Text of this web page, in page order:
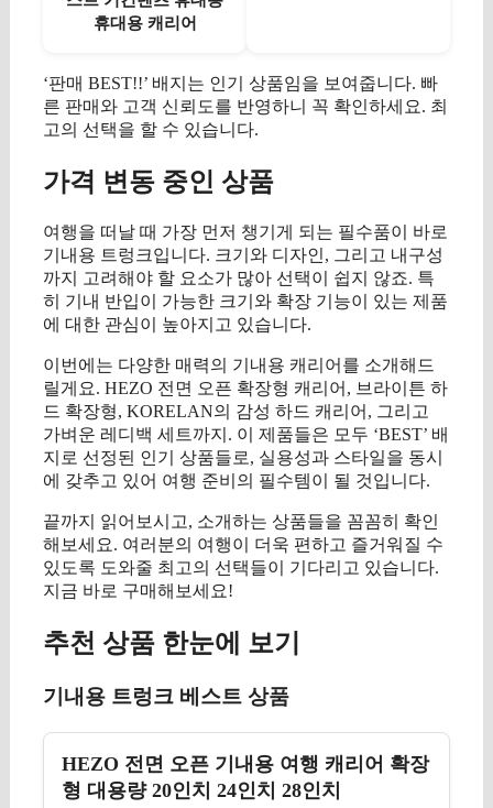
휴대용 캐리어
‘판매 BEST!!’ 배지는 인기 상품임을 보여줍니다. 빠
른 판매와 고객 신뢰도를 반영하니 꼭 확인하세요. 최
고의 선택을 할 수 있습니다.
가격 변동 중인 상품
여행을 떠날 때 가장 먼저 챙기게 되는 필수품이 바로
기내용 트렁크입니다. 크기와 디자인, 그리고 내구성
까지 고려해야 할 요소가 많아 선택이 쉽지 않죠. 특
히 기내 반입이 가능한 크기와 확장 기능이 있는 제품
에 대한 관심이 높아지고 있습니다.
이번에는 다양한 매력의 기내용 캐리어를 소개해드
릴게요. HEZO 전면 오픈 확장형 캐리어, 브라이튼 하
드 확장형, KORELAN의 감성 하드 캐리어, 그리고
가벼운 레디백 세트까지. 이 제품들은 모두 ‘BEST’ 배
지로 선정된 인기 상품들로, 실용성과 스타일을 동시
에 갖추고 있어 여행 준비의 필수템이 될 것입니다.
끝까지 읽어보시고, 소개하는 상품들을 꼼꼼히 확인
해보세요. 여러분의 여행이 더욱 편하고 즐거워질 수
있도록 도와줄 최고의 선택들이 기다리고 있습니다.
지금 바로 구매해보세요!
추천 상품 한눈에 보기
기내용 트렁크 베스트 상품
HEZO 전면 오픈 기내용 여행 캐리어 확장
형 대용량 20인치 24인치 28인치